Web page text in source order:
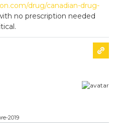
drug/canadian-drug-
no prescription needed
2019